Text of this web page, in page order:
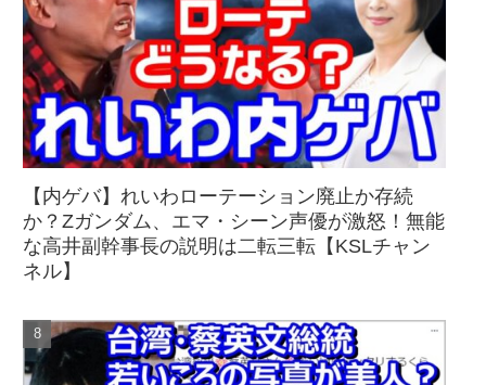
【内ゲバ】れいわローテーション廃止か存続
か？Zガンダム、エマ・シーン声優が激怒！無能
な高井副幹事長の説明は二転三転【KSLチャン
ネル】